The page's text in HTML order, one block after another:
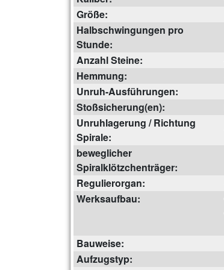
Größe:
Halbschwingungen pro
Stunde:
Anzahl Steine:
Hemmung:
Unruh-Ausführungen:
Stoßsicherung(en):
Unruhlagerung / Richtung
Spirale:
beweglicher
Spiralklötzchenträger:
Regulierorgan:
Werksaufbau:
Bauweise:
Aufzugstyp: